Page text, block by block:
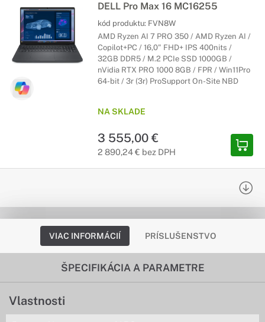
DELL Pro Max 16 MC16255
kód produktu: FVN8W
AMD Ryzen AI 7 PRO 350 / AMD Ryzen AI /
Copilot+PC / 16,0" FHD+ IPS 400nits /
32GB DDR5 / M.2 PCIe SSD 1000GB /
nVidia RTX PRO 1000 8GB / FPR / Win11Pro
64-bit / 3r (3r) ProSupport On-Site NBD
NA SKLADE
3 555,00 €
2 890,24 € bez DPH
VIAC INFORMÁCIÍ PRÍSLUŠENSTVO
ŠPECIFIKÁCIA A PARAMETRE
Vlastnosti